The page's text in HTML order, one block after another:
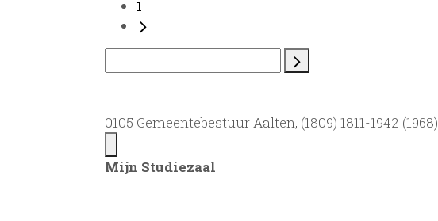
1
0105 Gemeentebestuur Aalten, (1809) 1811-1942 (1968)
Mijn Studiezaal